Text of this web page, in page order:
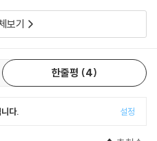
마침내 천병희의 플라톤전집 완간
무엇일까?]
다는 점에서 독자의 사랑을 받고 있
화편은 문학작품으로 분류되기도 하
보기
한줄평 4
다. 설정